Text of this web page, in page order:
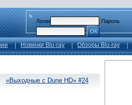
Логин
Пароль
ОК
Новинки Blu-ray Обзоры Blu-ray
«Выходные с Dune HD» #24